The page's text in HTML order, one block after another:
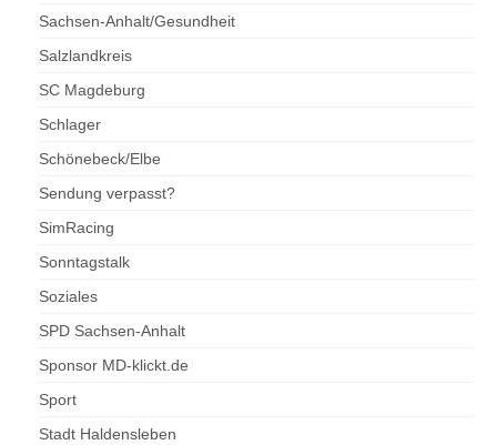
Sachsen-Anhalt/Gesundheit
Salzlandkreis
SC Magdeburg
Schlager
Schönebeck/Elbe
Sendung verpasst?
SimRacing
Sonntagstalk
Soziales
SPD Sachsen-Anhalt
Sponsor MD-klickt.de
Sport
Stadt Haldensleben